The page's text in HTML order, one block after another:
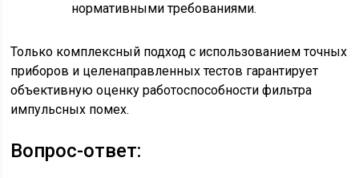
нормативными требованиями.
Только комплексный подход с использованием точных
приборов и целенаправленных тестов гарантирует
объективную оценку работоспособности фильтра
импульсных помех.
Вопрос-ответ: